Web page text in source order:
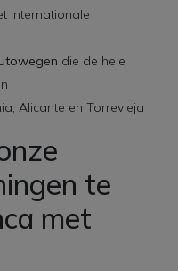
internationale
die de hele
Alicante en Torrevieja
te
met